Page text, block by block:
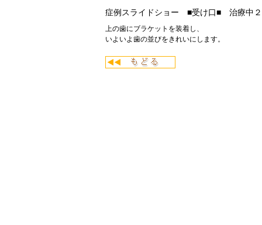
症例スライドショー ■受け口■ 治療中
上の歯にブラケットを装着し、
いよいよ歯の並びをきれいにします。